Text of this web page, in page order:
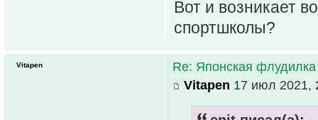
Вот и возникает
спортшколы?
Re: Японская флудилка
Vitapen 17 июл 2021,
Vitapen